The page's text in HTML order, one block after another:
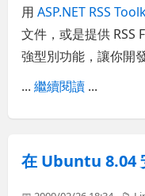
用ASP.NET RSS
文件，或是提供 RSS
強型別功能，讓你開
...繼續閱讀 ...
在 Ubuntu 8.04